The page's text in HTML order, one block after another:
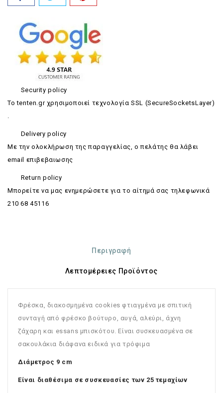
Security policy
Το tenten.gr χρησιμοποιεί τεχνολογία SSL (SecureSocketsLayer)
Delivery policy
Με την ολοκλήρωση της παραγγελίας, ο πελάτης θα λάβει
email επιβεβαιωσης
Return policy
Mπορείτε να μας ενημερώσετε για το αίτημά σας τηλεφωνικά
210 68 45116
Περιγραφή
Λεπτομέρειες Προϊόντος
Φρέσκα, διακοσμημένα cookies φτιαγμένα με σπιτική
συνταγή από φρέσκο βούτυρο, αυγά, αλεύρι, άχνη
ζάχαρη και essans μπισκότου. Είναι συσκευασμένα σε
σακουλάκια διάφανα ειδικά για τρόφιμα
Διάμετρος 9 cm
Είναι διαθέσιμα σε συσκευασίες των 25 τεμαχίων